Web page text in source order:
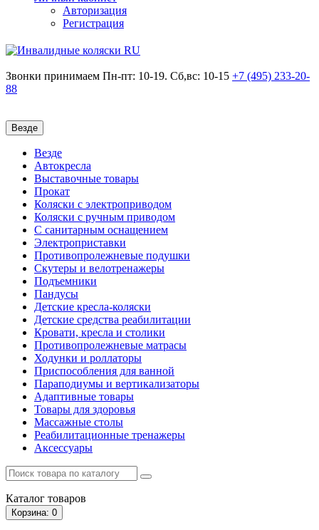
Авторизация
Регистрация
Звонки принимаем Пн-пт: 10-19. Сб,вс: 10-15 +7 (495) 233-20-
88
Везде
Везде
Автокресла
Выставочные товары
Прокат
Коляски с электроприводом
Коляски с ручным приводом
С санитарным оснащением
Электроприставки
Противопролежневые подушки
Скутеры и велотренажеры
Подъемники
Пандусы
Детские кресла-коляски
Детские средства реабилитации
Кровати, кресла и столики
Противопролежневые матрасы
Ходунки и роллаторы
Приспособления для ванной
Параподиумы и вертикализаторы
Адаптивные товары
Товары для здоровья
Массажные столы
Реабилитационные тренажеры
Аксессуары
Каталог товаров
Корзина: 0